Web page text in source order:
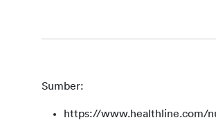
Sumber:
https://www.healthline.com/